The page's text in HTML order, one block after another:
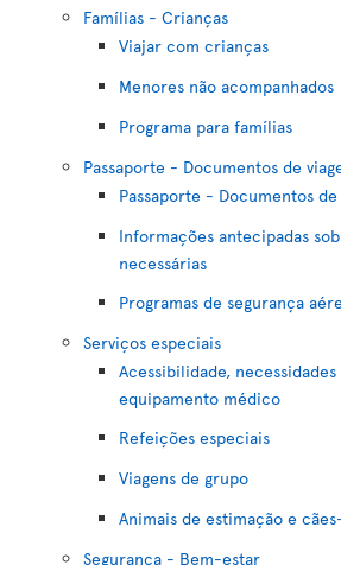
Famílias - Crianças
Viajar com crianças
Menores não acompanhados
Programa para famílias
Passaporte - Documentos de
Passaporte - Documentos de
Informações antecipadas
necessárias
Programas de segurança
Serviços especiais
Acessibilidade,
equipamento médico
Refeições especiais
Viagens de grupo
Animais de estimação e
Segurança - Bem-estar